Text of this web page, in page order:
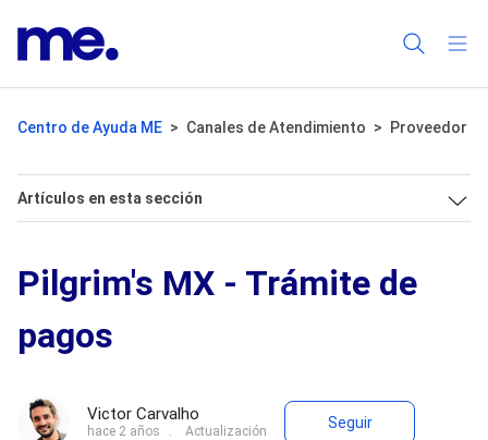
Centro de Ayuda ME Canales de Atendimiento Proveedor
Artículos en esta sección
Pilgrim's MX - Trámite de
pagos
Victor Carvalho
hace 2 años Actualización Seguir